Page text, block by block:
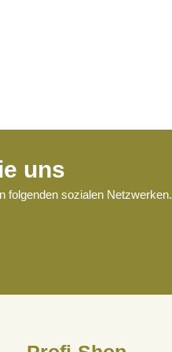
uns
folgenden sozialen Netzwerken.